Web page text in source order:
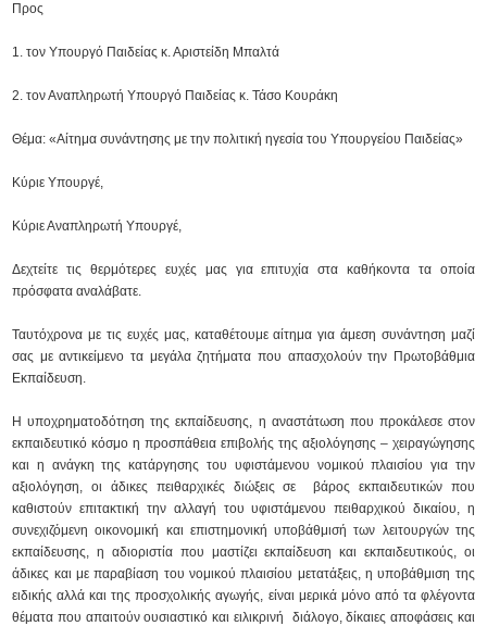
Προς
1. τον Υπουργό Παιδείας κ. Αριστείδη Μπαλτά
2. τον Αναπληρωτή Υπουργό Παιδείας κ. Τάσο Κουράκη
Θέμα: «Αίτημα συνάντησης με την πολιτική ηγεσία του Υπουργείου Παιδείας»
Κύριε Υπουργέ,
Κύριε Αναπληρωτή Υπουργέ,
Δεχτείτε τις θερμότερες ευχές μας για επιτυχία στα καθήκοντα τα οποία
πρόσφατα αναλάβατε.
Ταυτόχρονα με τις ευχές μας, καταθέτουμε αίτημα για άμεση συνάντηση μαζί
σας με αντικείμενο τα μεγάλα ζητήματα που απασχολούν την Πρωτοβάθμια
Εκπαίδευση.
Η υποχρηματοδότηση της εκπαίδευσης, η αναστάτωση που προκάλεσε στον
εκπαιδευτικό κόσμο η προσπάθεια επιβολής της αξιολόγησης – χειραγώγησης
και η ανάγκη της κατάργησης του υφιστάμενου νομικού πλαισίου για την
αξιολόγηση, οι άδικες πειθαρχικές διώξεις σε βάρος εκπαιδευτικών που
καθιστούν επιτακτική την αλλαγή του υφιστάμενου πειθαρχικού δικαίου, η
συνεχιζόμενη οικονομική και επιστημονική υποβάθμισή των λειτουργών της
εκπαίδευσης, η αδιοριστία που μαστίζει εκπαίδευση και εκπαιδευτικούς, οι
άδικες και με παραβίαση του νομικού πλαισίου μετατάξεις, η υποβάθμιση της
ειδικής αλλά και της προσχολικής αγωγής, είναι μερικά μόνο από τα φλέγοντα
θέματα που απαιτούν ουσιαστικό και ειλικρινή διάλογο, δίκαιες αποφάσεις και